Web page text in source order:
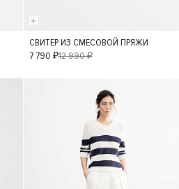
M
СВИТЕР ИЗ СМЕСОВОЙ ПРЯЖИ
7 790 ₽12 990 ₽